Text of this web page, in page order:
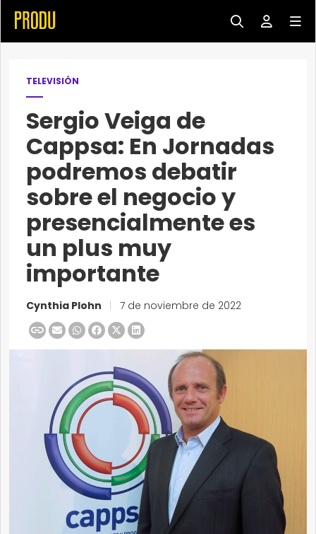
TELEVISIÓN
Sergio Veiga de
Cappsa: En Jornadas
podremos debatir
sobre el negocio y
presencialmente es
un plus muy
importante
Cynthia Plohn 7 de noviembre de 2022